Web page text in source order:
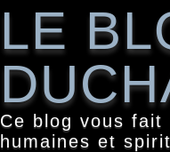
LE
Ce blog vous
humaines et